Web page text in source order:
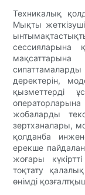
Техникалық
Мықты
сессияларына
деректерін,
қызметтерді
жобаларды
зертханалары,
қолданба
ерекше
жоғары
тоқтату
өнімді